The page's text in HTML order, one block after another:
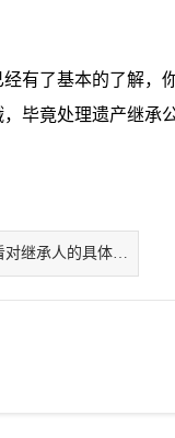
有了基本的了解，你
毕竟处理遗产继承
父亲的遗产怎么继承，看看对继承人的具体解释